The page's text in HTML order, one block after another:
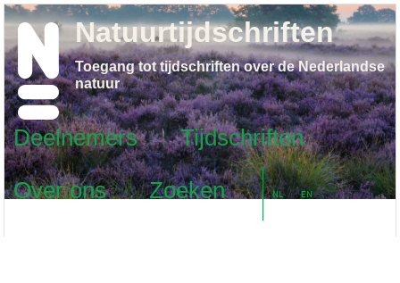
Deelnemers
Tijdschriften
Over ons
Zoeken NL EN
Natuurtijdschriften
Toegang tot tijdschriften over de Nederlandse
natuur